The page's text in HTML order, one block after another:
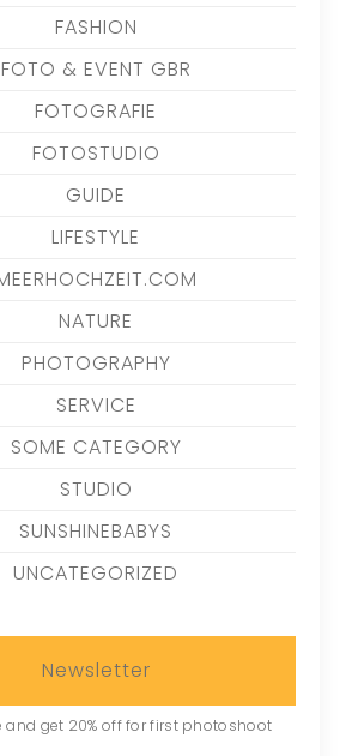
FASHION
FOTO & EVENT GBR
FOTOGRAFIE
FOTOSTUDIO
GUIDE
LIFESTYLE
NATURE
PHOTOGRAPHY
SERVICE
SOME CATEGORY
STUDIO
SUNSHINEBABYS
UNCATEGORIZED
Newsletter
and get 20% off for first photoshoot